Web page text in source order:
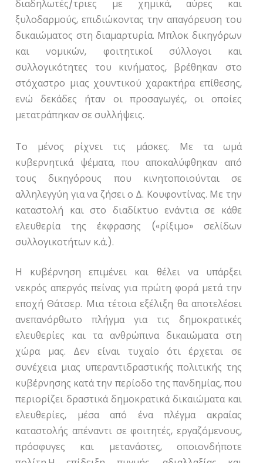
διαδηλωτές/τριες με χημικά, αύρες και
ξυλοδαρμούς, επιδιώκοντας την απαγόρευση του
δικαιώματος στη διαμαρτυρία. Μπλοκ δικηγόρων
και νομικών, φοιτητικοί σύλλογοι και
συλλογικότητες του κινήματος, βρέθηκαν στο
στόχαστρο μιας χουντικού χαρακτήρα επίθεσης,
ενώ δεκάδες ήταν οι προσαγωγές, οι οποίες
μετατράπηκαν σε συλλήψεις.
Το μένος ρίχνει τις μάσκες. Με τα ωμά
κυβερνητικά ψέματα, που αποκαλύφθηκαν από
τους δικηγόρους που κινητοποιούνται σε
αλληλεγγύη για να ζήσει ο Δ. Κουφοντίνας. Με την
καταστολή και στο διαδίκτυο ενάντια σε κάθε
ελευθερία της έκφρασης («ρίξιμο» σελίδων
συλλογικοτήτων κ.ά.).
Η κυβέρνηση επιμένει και θέλει να υπάρξει
νεκρός απεργός πείνας για πρώτη φορά μετά την
εποχή Θάτσερ. Μια τέτοια εξέλιξη θα αποτελέσει
ανεπανόρθωτο πλήγμα για τις δημοκρατικές
ελευθερίες και τα ανθρώπινα δικαιώματα στη
χώρα μας. Δεν είναι τυχαίο ότι έρχεται σε
συνέχεια μιας υπεραντιδραστικής πολιτικής της
κυβέρνησης κατά την περίοδο της πανδημίας, που
περιορίζει δραστικά δημοκρατικά δικαιώματα και
ελευθερίες, μέσα από ένα πλέγμα ακραίας
καταστολής απέναντι σε φοιτητές, εργαζόμενους,
πρόσφυγες και μετανάστες, οποιονδήποτε